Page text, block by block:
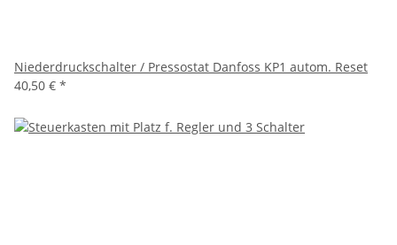
Niederdruckschalter / Pressostat Danfoss KP1 autom. Reset
40,50 € *